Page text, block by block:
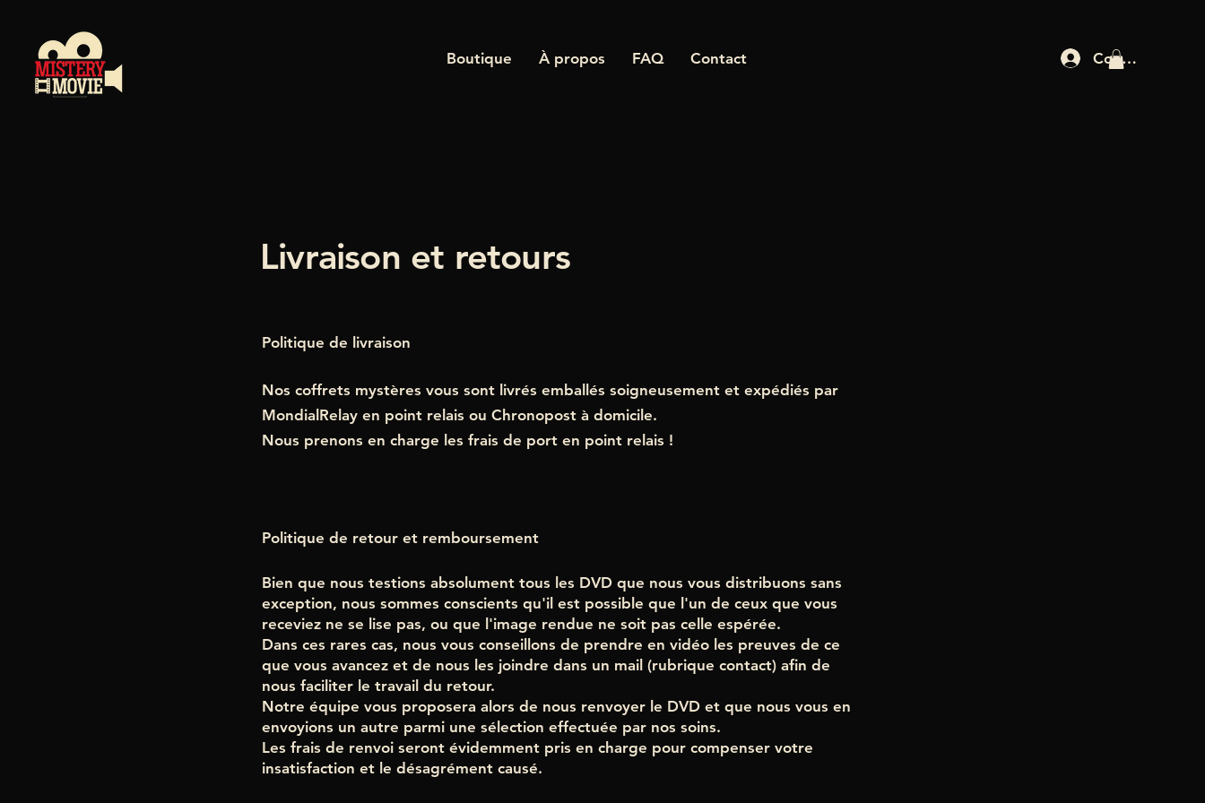
Boutique À propos FAQ Contact Connexion
Livraison et retours
Politique de livraison
Nos coffrets mystères vous sont livrés emballés soigneusement et expédiés par
MondialRelay en point relais ou Chronopost à domicile.
Nous prenons en charge les frais de port en point relais !
Politique de retour et remboursement
Bien que nous testions absolument tous les DVD que nous vous distribuons sans
exception, nous sommes conscients qu'il est possible que l'un de ceux que vous
receviez ne se lise pas, ou que l'image rendue ne soit pas celle espérée.
Dans ces rares cas, nous vous conseillons de prendre en vidéo les preuves de ce
que vous avancez et de nous les joindre dans un mail (rubrique contact) afin de
nous faciliter le travail du retour.
Notre équipe vous proposera alors de nous renvoyer le DVD et que nous vous en
envoyions un autre parmi une sélection effectuée par nos soins.
Les frais de renvoi seront évidemment pris en charge pour compenser votre
insatisfaction et le désagrément causé.